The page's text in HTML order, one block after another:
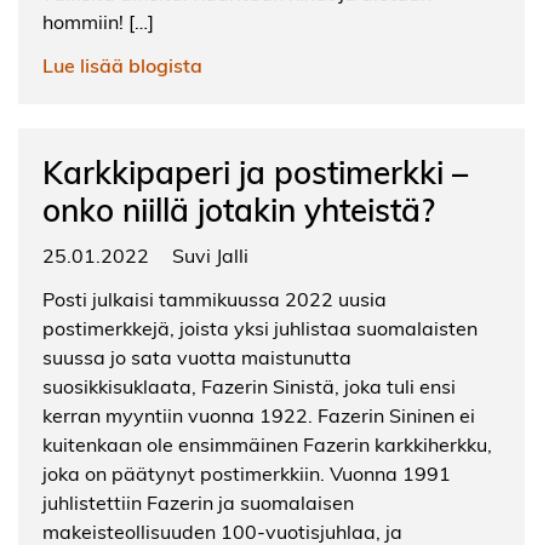
hommiin! […]
Lue lisää blogista
Karkkipaperi ja postimerkki –
onko niillä jotakin yhteistä?
25.01.2022
Suvi Jalli
Posti julkaisi tammikuussa 2022 uusia
postimerkkejä, joista yksi juhlistaa suomalaisten
suussa jo sata vuotta maistunutta
suosikkisuklaata, Fazerin Sinistä, joka tuli ensi
kerran myyntiin vuonna 1922. Fazerin Sininen ei
kuitenkaan ole ensimmäinen Fazerin karkkiherkku,
joka on päätynyt postimerkkiin. Vuonna 1991
juhlistettiin Fazerin ja suomalaisen
makeisteollisuuden 100-vuotisjuhlaa, ja